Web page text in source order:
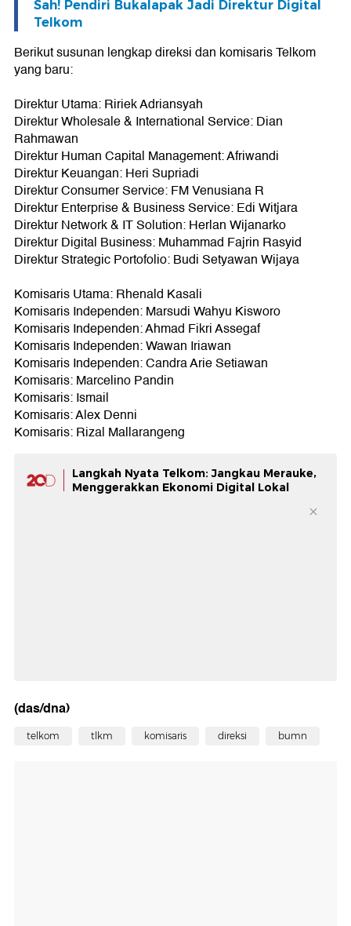
Sah! Pendiri Bukalapak Jadi Direktur Digital
Telkom
Berikut susunan lengkap direksi dan komisaris Telkom
yang baru:
Direktur Utama: Ririek Adriansyah
Direktur Wholesale & International Service: Dian
Rahmawan
Direktur Human Capital Management: Afriwandi
Direktur Keuangan: Heri Supriadi
Direktur Consumer Service: FM Venusiana R
Direktur Enterprise & Business Service: Edi Witjara
Direktur Network & IT Solution: Herlan Wijanarko
Direktur Digital Business: Muhammad Fajrin Rasyid
Direktur Strategic Portofolio: Budi Setyawan Wijaya
Komisaris Utama: Rhenald Kasali
Komisaris Independen: Marsudi Wahyu Kisworo
Komisaris Independen: Ahmad Fikri Assegaf
Komisaris Independen: Wawan Iriawan
Komisaris Independen: Candra Arie Setiawan
Komisaris: Marcelino Pandin
Komisaris: Ismail
Komisaris: Alex Denni
Komisaris: Rizal Mallarangeng
Langkah Nyata Telkom: Jangkau Merauke,
Menggerakkan Ekonomi Digital Lokal
(das/dna)
telkom tlkm komisaris direksi bumn